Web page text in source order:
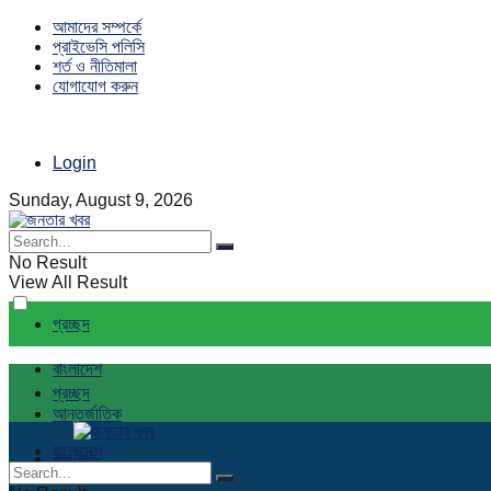
আমাদের সম্পর্কে
প্রাইভেসি পলিসি
শর্ত ও নীতিমালা
যোগাযোগ করুন
Login
Sunday, August 9, 2026
No Result
View All Result
প্রচ্ছদ
বাংলাদেশ
আন্তর্জাতিক
রাজনীতি
প্রচ্ছদ
বাংলাদেশ